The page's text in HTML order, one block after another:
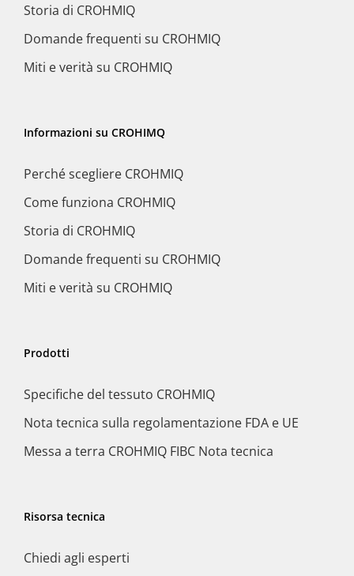
Storia di CROHMIQ
Domande frequenti su CROHMIQ
Miti e verità su CROHMIQ
Informazioni su CROHIMQ
Perché scegliere CROHMIQ
Come funziona CROHMIQ
Storia di CROHMIQ
Domande frequenti su CROHMIQ
Miti e verità su CROHMIQ
Prodotti
Specifiche del tessuto CROHMIQ
Nota tecnica sulla regolamentazione FDA e UE
Messa a terra CROHMIQ FIBC Nota tecnica
Risorsa tecnica
Chiedi agli esperti